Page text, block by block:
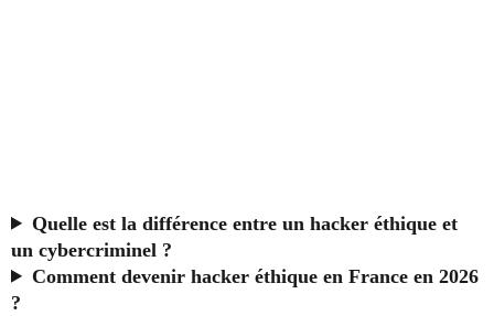
Quelle est la différence entre un hacker éthique et
un cybercriminel ?
Comment devenir hacker éthique en France en 2026
?